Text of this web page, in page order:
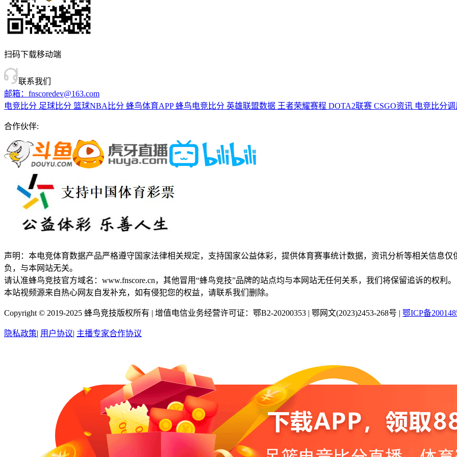
扫码下载移动端
联系我们
邮箱：fnscoredev@163.com
电竞比分 足球比分 篮球NBA比分 蜂鸟体育APP 蜂鸟电竞比分 英雄联盟数据 王者荣耀赛程 DOTA2联赛 CSGO资讯 电竞比分调
合作伙伴:
声明：本电竞体育数据产品严格遵守国家法律相关规定，支持国家公益体彩，提供体育赛事统计数据，资讯分析等相关信息
负，与本网站无关。
请认准蜂鸟竞技官方域名：www.fnscore.cn，其他冒用“蜂鸟竞技”品牌的站点均与本网站无任何关系，我们将保留追诉的权利。
本站视频源来自热心网友自发补充，如有侵犯您的权益，请联系我们删除。
Copyright © 2019-2025 蜂鸟竞技版权所有 | 增值电信业务经营许可证：鄂B2-20200353 | 鄂网文(2023)2453-268号 | 鄂ICP备
隐私政策| 用户协议| 主播专家合作协议